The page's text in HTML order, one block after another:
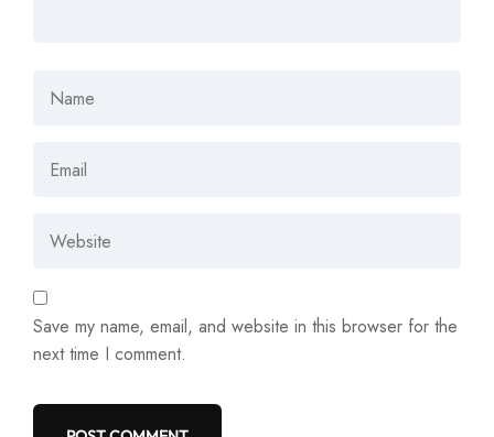
Save my name, email, and website in this browser for the
next time I comment.